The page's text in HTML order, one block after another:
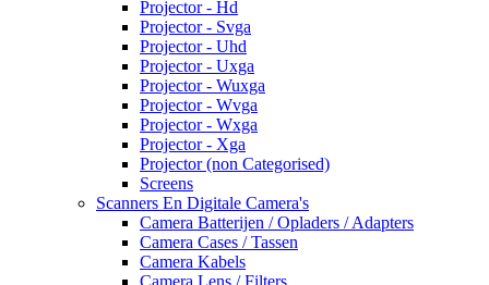
Projector - Hd
Projector - Svga
Projector - Uhd
Projector - Uxga
Projector - Wuxga
Projector - Wvga
Projector - Wxga
Projector - Xga
Projector (non Categorised)
Screens
Scanners En Digitale Camera's
Camera Batterijen / Opladers / Adapters
Camera Cases / Tassen
Camera Kabels
Camera Lens / Filters